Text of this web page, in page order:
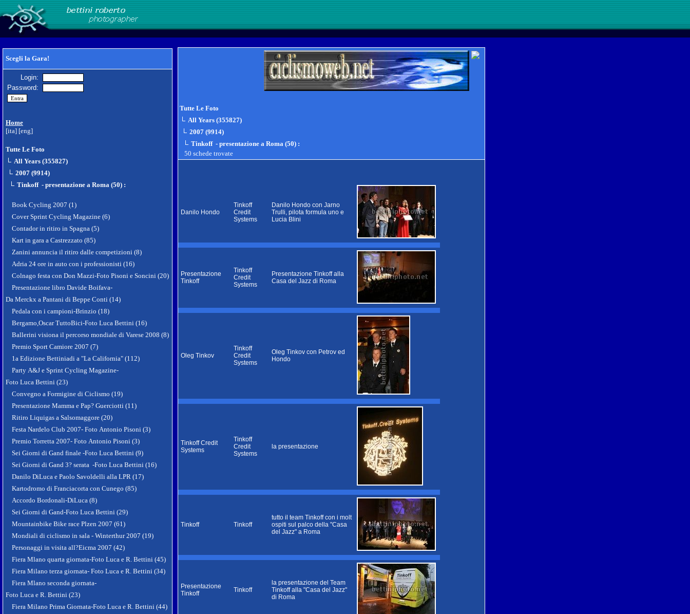
Scegli la Gara!
Login:
Password:
Home
[ita] [eng]
Tutte Le Foto
All Years (355827)
2007 (9914)
Tinkoff - presentazione a Roma (50) :
Book Cycling 2007 (1)
Cover Sprint Cycling Magazine (6)
Contador in ritiro in Spagna (5)
Kart in gara a Castrezzato (85)
Zanini annuncia il ritiro dalle competizioni (8)
Adria 24 ore in auto con i professionisti (16)
Colnago festa con Don Mazzi-Foto Pisoni e Soncini (20)
Presentazione libro Davide Boifava-
Da Merckx a Pantani di Beppe Conti (14)
Pedala con i campioni-Brinzio (18)
Bergamo,Oscar TuttoBici-Foto Luca Bettini (16)
Ballerini visiona il percorso mondiale di Varese 2008 (8)
Premio Sport Camiore 2007 (7)
1a Edizione Bettiniadi a "La California" (112)
Party A&J e Sprint Cycling Magazine-
Foto Luca Bettini (23)
Convegno a Formigine di Ciclismo (19)
Presentazione Mamma e Pap? Guerciotti (11)
Ritiro Liquigas a Salsomaggore (20)
Festa Nardelo Club 2007- Foto Antonio Pisoni (3)
Premio Torretta 2007- Foto Antonio Pisoni (3)
Sei Giorni di Gand finale -Foto Luca Bettini (9)
Sei Giorni di Gand 3? serata -Foto Luca Bettini (16)
Danilo DiLuca e Paolo Savoldelli alla LPR (17)
Kartodromo di Franciacorta con Cunego (85)
Accordo Bordonali-DiLuca (8)
Sei Giorni di Gand-Foto Luca Bettini (29)
Mountainbike Bike race Plzen 2007 (61)
Mondiali di ciclismo in sala - Winterthur 2007 (19)
Personaggi in visita all?Eicma 2007 (42)
Fiera Mlano quarta giornata-Foto Luca e R. Bettini (45)
Fiera Milano terza giornata- Foto Luca e R. Bettini (34)
Fiera Mlano seconda giornata-
Foto Luca e R. Bettini (23)
Fiera Milano Prima Giornata-Foto Luca e R. Bettini (44)
Tutte Le Foto
All Years (355827)
2007 (9914)
Tinkoff - presentazione a Roma (50) :
50 schede trovate
Danilo Hondo
Tinkoff
Credit
Systems
Danilo Hondo con Jarno
Trulli, pilota formula uno e
Lucia Blini
Presentazione
Tinkoff
Tinkoff
Credit
Systems
Presentazione Tinkoff alla
Casa del Jazz di Roma
Oleg Tinkov
Tinkoff
Credit
Systems
Oleg Tinkov con Petrov ed
Hondo
Tinkoff Credit
Systems
Tinkoff
Credit
Systems
la presentazione
Tinkoff Tinkoff
tutto il team Tinkoff con i molt
ospiti sul palco della "Casa
del Jazz" a Roma
Presentazione
Tinkoff
Tinkoff
la presentazione del Team
Tinkoff alla "Casa del Jazz"
di Roma